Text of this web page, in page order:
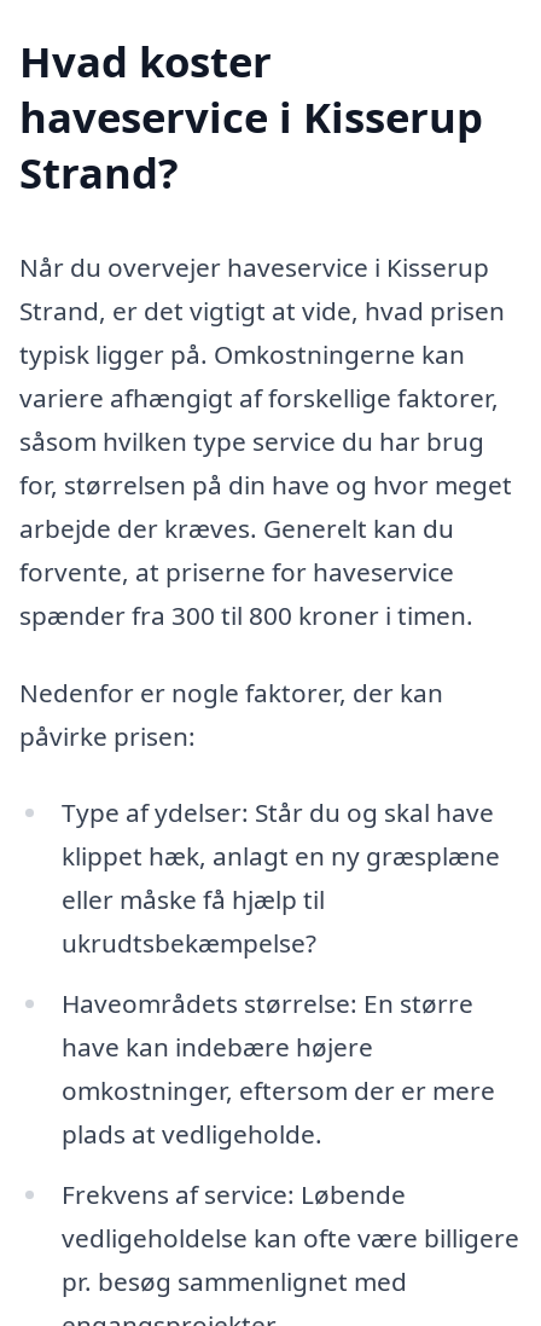
Hvad koster
haveservice i Kisserup
Strand?
Når du overvejer haveservice i Kisserup
Strand, er det vigtigt at vide, hvad prisen
typisk ligger på. Omkostningerne kan
variere afhængigt af forskellige faktorer,
såsom hvilken type service du har brug
for, størrelsen på din have og hvor meget
arbejde der kræves. Generelt kan du
forvente, at priserne for haveservice
spænder fra 300 til 800 kroner i timen.
Nedenfor er nogle faktorer, der kan
påvirke prisen:
Type af ydelser: Står du og skal have
klippet hæk, anlagt en ny græsplæne
eller måske få hjælp til
ukrudtsbekæmpelse?
Haveområdets størrelse: En større
have kan indebære højere
omkostninger, eftersom der er mere
plads at vedligeholde.
Frekvens af service: Løbende
vedligeholdelse kan ofte være billigere
pr. besøg sammenlignet med